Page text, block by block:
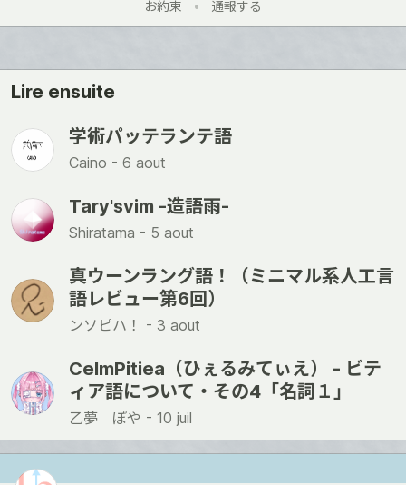
ね
お約束 • 通報する
Lire ensuite
学術パッテランテ語
Caino - 6 aout
Tary'svim -造語雨-
Shiratama - 5 aout
真ウーンラング語！（ミニマル系人工言
語レビュー第6回）
ンソピハ！ - 3 aout
CelmPitiea（ひぇるみてぃえ） - ビテ
ィア語について・その4「名詞１」
乙夢 ぽや - 10 juil